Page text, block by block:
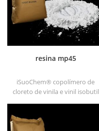
resina mp45
iSuoChem® copolímero de
cloreto de vinila e vinil isobutil
aglutinante clorado e